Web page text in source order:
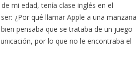
mi edad, tenía clase inglés en el
¿Por qué llamar Apple a una manzana
pensaba que se trataba de un juego
por lo que no le encontraba el